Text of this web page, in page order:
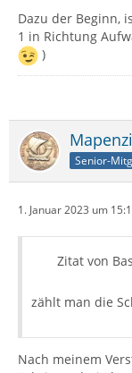
Dazu der Beginn,
1 in Richtung
)
Mapenzi
Senior-
1. Januar 2023 um
Zitat von
zählt man die
Nach meinem